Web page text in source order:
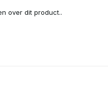
over dit product..